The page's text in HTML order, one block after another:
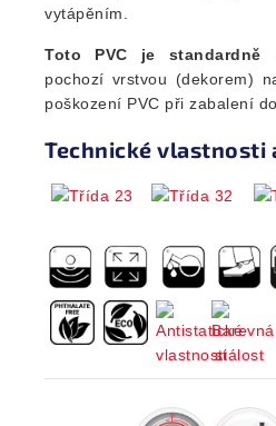
vytápěním.
Toto PVC je standardně
pochozí vrstvou (dekorem)
poškození PVC při zabalení
Technické vlastnosti